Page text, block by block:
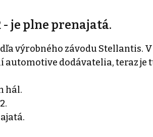
- je plne prenajatá.
výrobného závodu Stellantis.
dodávatelia, teraz je
hál.